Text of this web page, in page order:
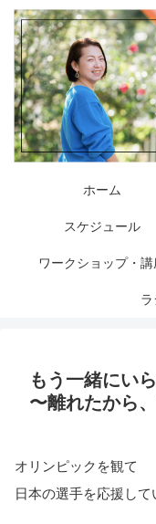
ホーム
スケジュール
ワークショップ・講
もう一緒にい
〜離れたから
オリンピックを観て
日本の選手を応援して